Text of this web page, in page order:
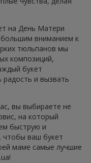
на День Матери
большим вниманием к
тюльпанов мы
композиций,
букет
и вызвать
вы выбираете не
на который
быструю и
, чтобы ваш букет
маме самые лучшие